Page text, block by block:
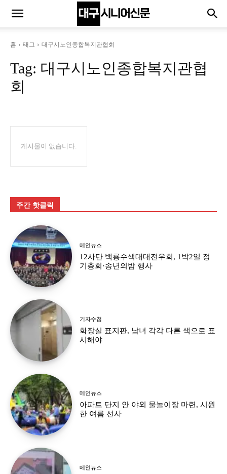
홈 태그 대구시노인종합복지관협회
Tag: 대구시노인종합복지관협
회
게시물이 없습니다.
주간 핫클릭
메인뉴스
12사단 백룡수색대대전우회, 1박2일 정
기총회·송년의밤 행사
기자수첩
화장실 표지판, 남녀 각각 다른 색으로 표
시해야
메인뉴스
아파트 단지 안 야외 물놀이장 마련, 시원
한 여름 선사
메인뉴스